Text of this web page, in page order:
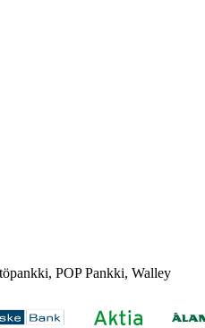
POP Pankki, Walley